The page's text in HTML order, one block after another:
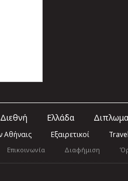
Διεθνή Ελλάδα
Αθήναις Εξαιρετικοί Travel
Επικοινωνία Διαφήμιση